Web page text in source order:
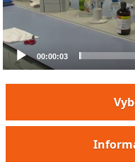
00:00:03